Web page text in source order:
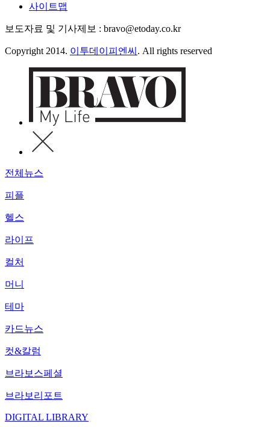
사이트맵
보도자료 및 기사제보 : bravo@etoday.co.kr
Copyright 2014. 이투데이피엔씨 . All rights reserved
전체뉴스
피플
헬스
라이프
컬처
머니
테마
카드뉴스
컷&칼럼
브라보스페셜
브라보리포트
DIGITAL LIBRARY